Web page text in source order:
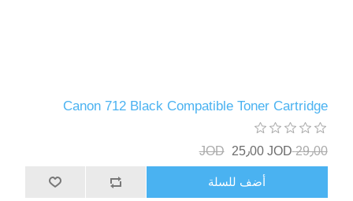
Canon 712 Black Compatible Toner Cartridge
29٫00 JOD 25٫00 JOD
أضف للسلة